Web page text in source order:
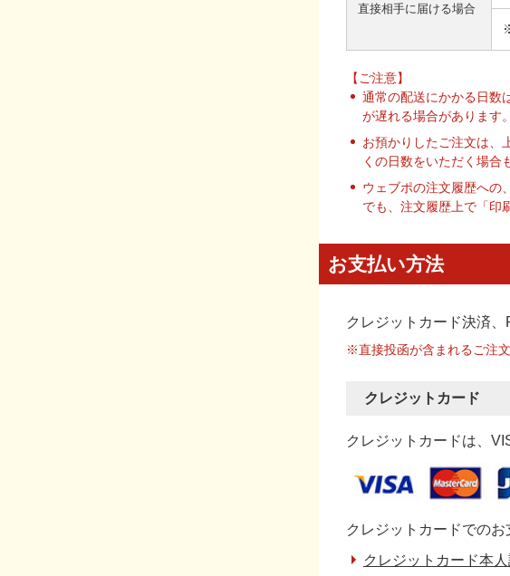
直接相手に届ける場合
【ご注意】
通常の配送にかかる日数
が遅れる場合があります。
お預かりしたご注文は、
くの日数をいただく場合
ウェブポの注文履歴への
でも、注文履歴上で「印
お支払い方法
クレジットカード決済
※直接投函が含まれるご注
クレジットカード
クレジットカードは、
クレジットカードでのお
クレジットカード本